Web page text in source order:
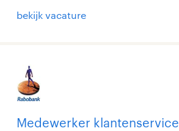
bekijk vacature
Medewerker klantenservice